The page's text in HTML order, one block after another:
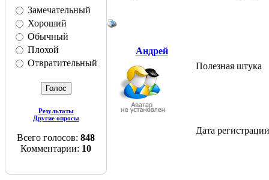
Замечательный
Хороший
Обычный
Плохой
Отвратительный
Результаты
Другие опросы
Всего голосов: 848
Комментарии: 10
Андрей
Полезная штука
Дата